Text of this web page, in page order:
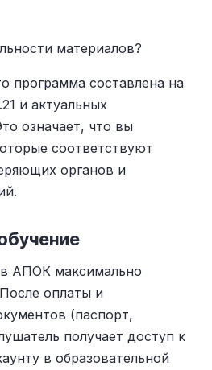
материалов?
программа составлена на
и актуальных
означает, что вы
соответствуют
органов и
АПОК максимально
оплаты и
(паспорт,
получает доступ к
в образовательной